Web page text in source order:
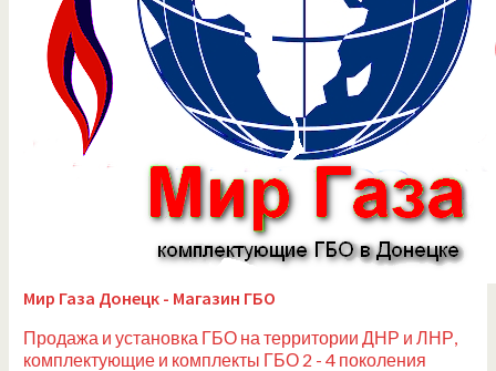
Мир Газа Донецк - Магазин ГБО
Продажа и установка ГБО на территории ДНР и ЛНР,
комплектующие и комплекты ГБО 2 - 4 поколения